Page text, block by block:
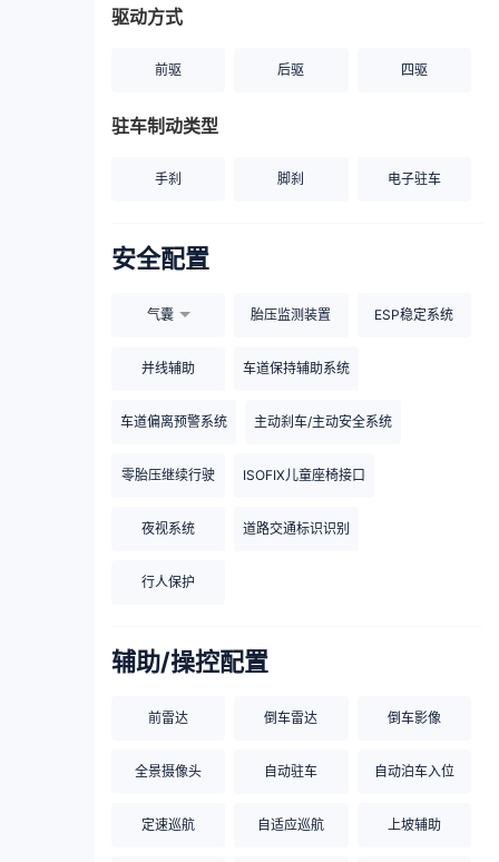
驱动方式
前驱 后驱 四驱
驻车制动类型
手刹 脚刹 电子驻车
安全配置
气囊 胎压监测装置 ESP稳定系统
并线辅助 车道保持辅助系统
车道偏离预警系统 主动刹车/主动安全系统
零胎压继续行驶 ISOFIX儿童座椅接口
夜视系统 道路交通标识识别
行人保护
辅助/操控配置
前雷达 倒车雷达 倒车影像
全景摄像头 自动驻车 自动泊车入位
定速巡航 自适应巡航 上坡辅助